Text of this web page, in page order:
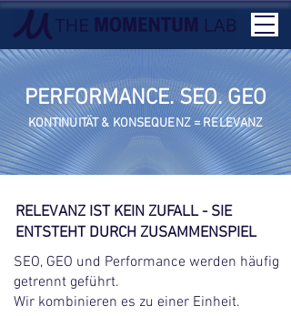
PERFORMANCE. SEO. GEO
KONTINUITÄT & KONSEQUENZ = RELEVANZ
RELEVANZ IST KEIN ZUFALL - SIE
ENTSTEHT DURCH ZUSAMMENSPIEL
SEO, GEO und Performance werden häufig
getrennt geführt.
Wir kombinieren es zu einer Einheit.